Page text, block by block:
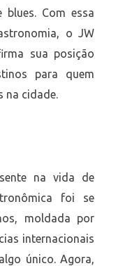
Com essa
o JW
sua posição
para quem
na cidade.
na vida de
foi se
moldada por
internacionais
único. Agora,